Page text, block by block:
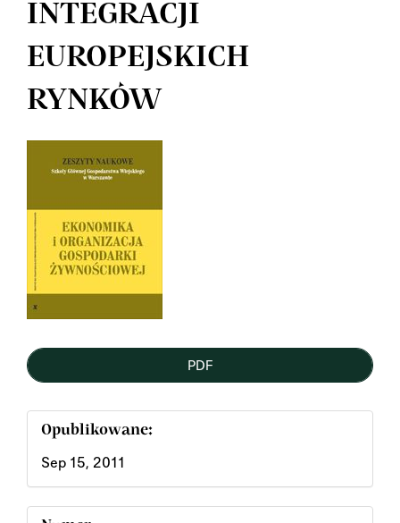
INTEGRACJI
EUROPEJSKICH
RYNKÓW
Article
Sidebar
PDF
Opublikowane:
Sep 15, 2011